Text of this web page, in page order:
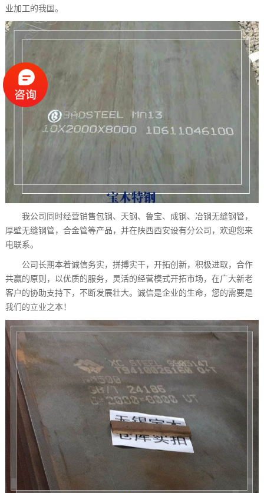
业加工的我国。
我公司同时经营销售包钢、天钢、鲁宝、成钢、冶钢无缝钢管，
厚壁无缝钢管，合金管等产品，并在陕西西安设有分公司，欢迎您来
电联系。
公司长期本着诚信务实，拼搏实干，开拓创新，积极进取，合作
共赢的原则，以优质的服务，灵活的经营模式开拓市场，在广大新老
客户的协助支持下，不断发展壮大。诚信是企业的生命，您的需要是
我们的立业之本！